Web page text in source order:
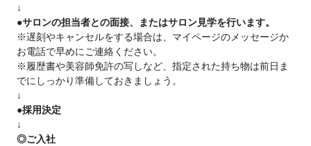
営業だけでなく締め業務においても1人営業はありません
・無理な連勤なし
・受付時間が決まっているので無理な長時間労働もなし
・出勤当日の店舗移動もなし
↓
●サロンの担当者との面接、またはサロン見学を行います。
※遅刻やキャンセルをする場合は、マイページのメッセージか
お電話で早めにご連絡ください。
※履歴書や美容師免許の写しなど、指定された持ち物は前日ま
でにしっかり準備しておきましょう。
↓
●採用決定
↓
◎ご入社